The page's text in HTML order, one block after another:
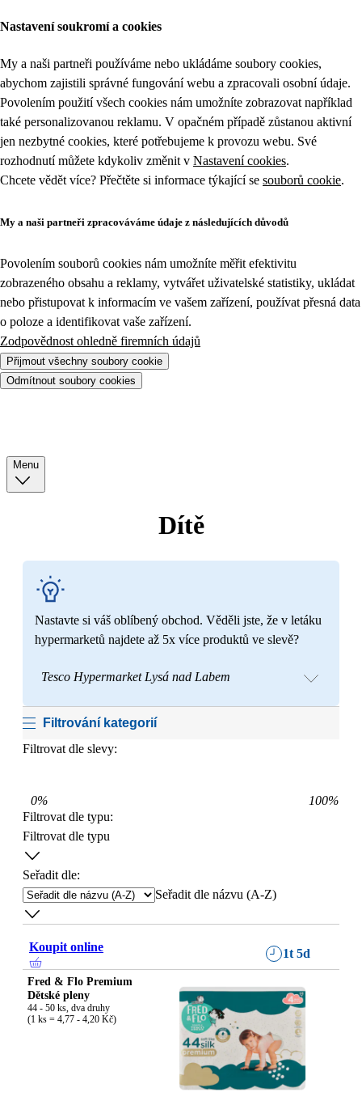
Nastavení soukromí a cookies
My a naši partneři používáme nebo ukládáme soubory cookies,
abychom zajistili správné fungování webu a zpracovali osobní údaje.
Povolením použití všech cookies nám umožníte zobrazovat například
také personalizovanou reklamu. V opačném případě zůstanou aktivní
jen nezbytné cookies, které potřebujeme k provozu webu. Své
rozhodnutí můžete kdykoliv změnit v Nastavení cookies.
Chcete vědět více? Přečtěte si informace týkající se souborů cookie.
My a naši partneři zpracováváme údaje z následujících důvodů
Povolením souborů cookies nám umožníte měřit efektivitu
zobrazeného obsahu a reklamy, vytvářet uživatelské statistiky, ukládat
nebo přistupovat k informacím ve vašem zařízení, používat přesná data
o poloze a identifikovat vaše zařízení.
Zodpovědnost ohledně firemních údajů
Přijmout všechny soubory cookie
Odmítnout soubory cookies
Menu
Dítě
Nastavte si váš oblíbený obchod. Věděli jste, že v letáku
hypermarketů najdete až 5x více produktů ve slevě?
Tesco Hypermarket Lysá nad Labem
Filtrování kategorií
Filtrovat dle slevy:
0% 100%
Filtrovat dle typu:
Filtrovat dle typu
Seřadit dle:
Seřadit dle názvu (A-Z)
Koupit online 1t 5d
Fred & Flo Premium
Dětské pleny
44 - 50 ks, dva druhy
(1 ks = 4,77 - 4,20 Kč)